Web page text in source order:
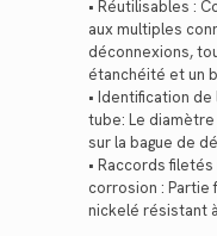
• Réutilisables :
aux multiples
déconnexions,
étanchéité et un
• Identification
tube: Le
sur la bague de
• Raccords
corrosion : Partie
nickelé résistant